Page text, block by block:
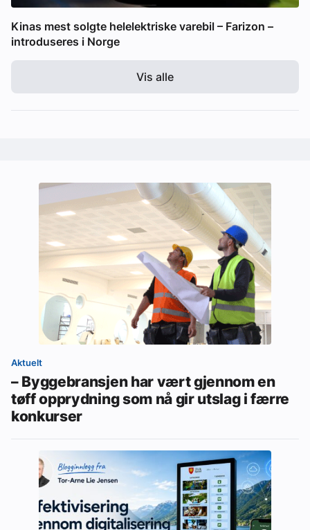
Kinas mest solgte helelektriske varebil – Farizon –
introduseres i Norge
Vis alle
Aktuelt
– Byggebransjen har vært gjennom en
tøff opprydning som nå gir utslag i færre
konkurser